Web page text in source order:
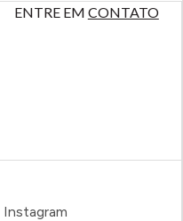
ENTRE EM CONTATO
Instagram